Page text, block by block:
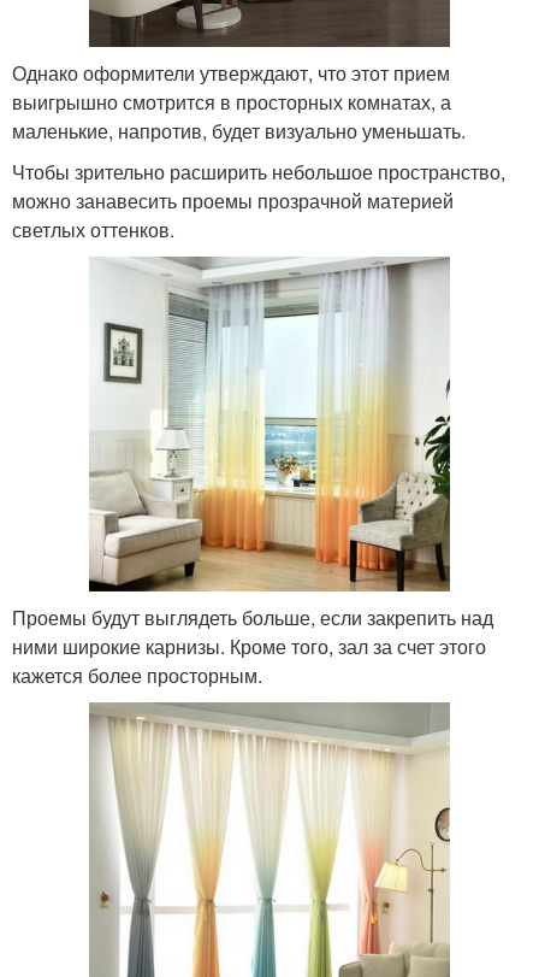
Однако оформители утверждают, что этот прием
выигрышно смотрится в просторных комнатах, а
маленькие, напротив, будет визуально уменьшать.
Чтобы зрительно расширить небольшое пространство,
можно занавесить проемы прозрачной материей
светлых оттенков.
Проемы будут выглядеть больше, если закрепить над
ними широкие карнизы. Кроме того, зал за счет этого
кажется более просторным.